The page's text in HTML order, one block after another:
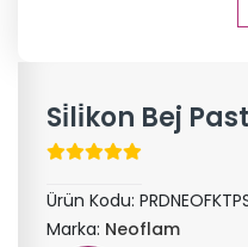
Si̇li̇kon Bej
Ürün Kodu:
Marka: Neoflam